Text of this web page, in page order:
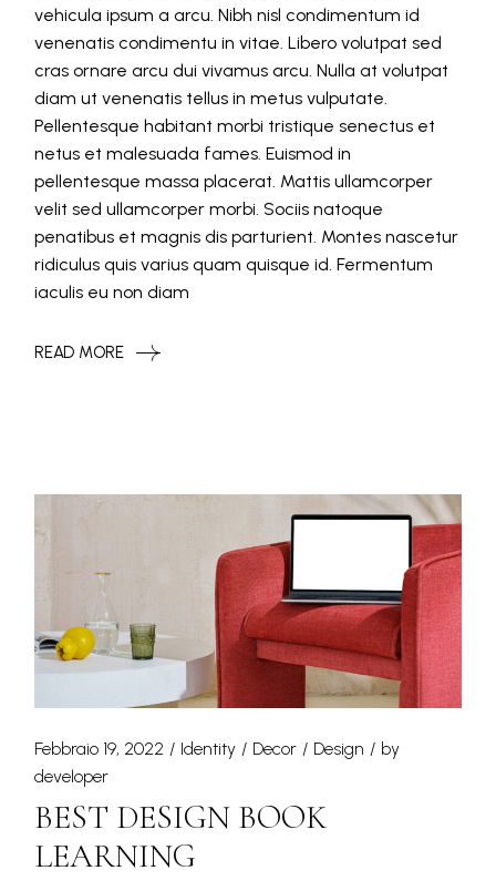
vehicula ipsum a arcu. Nibh nisl condimentum id
venenatis condimentu in vitae. Libero volutpat sed
cras ornare arcu dui vivamus arcu. Nulla at volutpat
diam ut venenatis tellus in metus vulputate.
Pellentesque habitant morbi tristique senectus et
netus et malesuada fames. Euismod in
pellentesque massa placerat. Mattis ullamcorper
velit sed ullamcorper morbi. Sociis natoque
penatibus et magnis dis parturient. Montes nascetur
ridiculus quis varius quam quisque id. Fermentum
iaculis eu non diam
READ MORE
Febbraio 19, 2022 Identity Decor Design
by
developer
BEST DESIGN BOOK
LEARNING